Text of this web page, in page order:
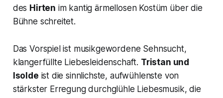
des Hirten im kantig ärmellosen Kostüm über die
Bühne schreitet.
Das Vorspiel ist musikgewordene Sehnsucht,
klangerfüllte Liebesleidenschaft. Tristan und
Isolde ist die sinnlichste, aufwühlenste von
stärkster Erregung durchglühle Liebesmusik, die